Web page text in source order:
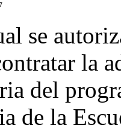
se
la
del
de la